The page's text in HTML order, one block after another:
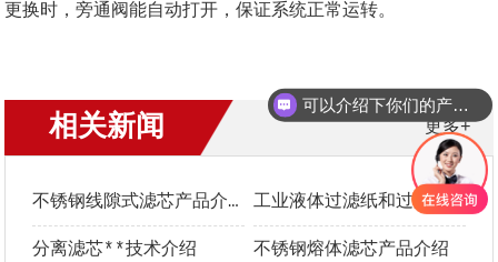
更换时，旁通阀能自动打开，保证系统正常运转。
更多+
相关新闻
不锈钢线隙式滤芯产品介绍 工业液体过滤纸和过滤布**选型指南
分离滤芯**技术介绍 不锈钢熔体滤芯产品介绍
可以介绍下你们的产品么？